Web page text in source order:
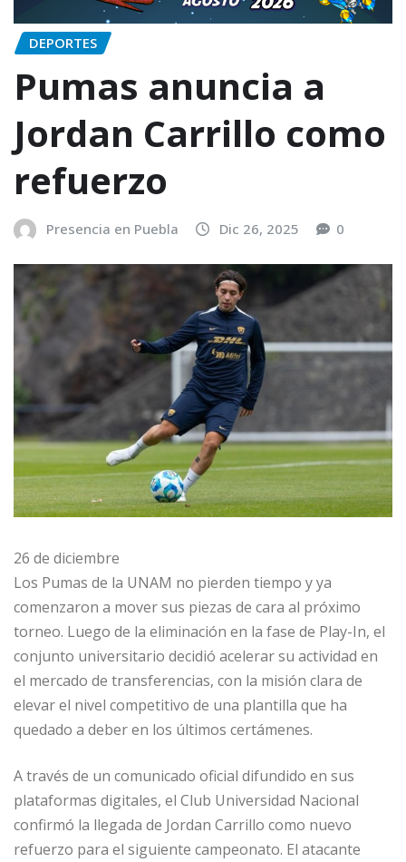
DEPORTES
Pumas anuncia a
Jordan Carrillo como
refuerzo
Presencia en Puebla Dic 26, 2025 0
26 de diciembre
Los Pumas de la UNAM no pierden tiempo y ya
comenzaron a mover sus piezas de cara al próximo
torneo. Luego de la eliminación en la fase de Play-In, el
conjunto universitario decidió acelerar su actividad en
el mercado de transferencias, con la misión clara de
elevar el nivel competitivo de una plantilla que ha
quedado a deber en los últimos certámenes.
A través de un comunicado oficial difundido en sus
plataformas digitales, el Club Universidad Nacional
confirmó la llegada de Jordan Carrillo como nuevo
refuerzo para el siguiente campeonato. El atacante